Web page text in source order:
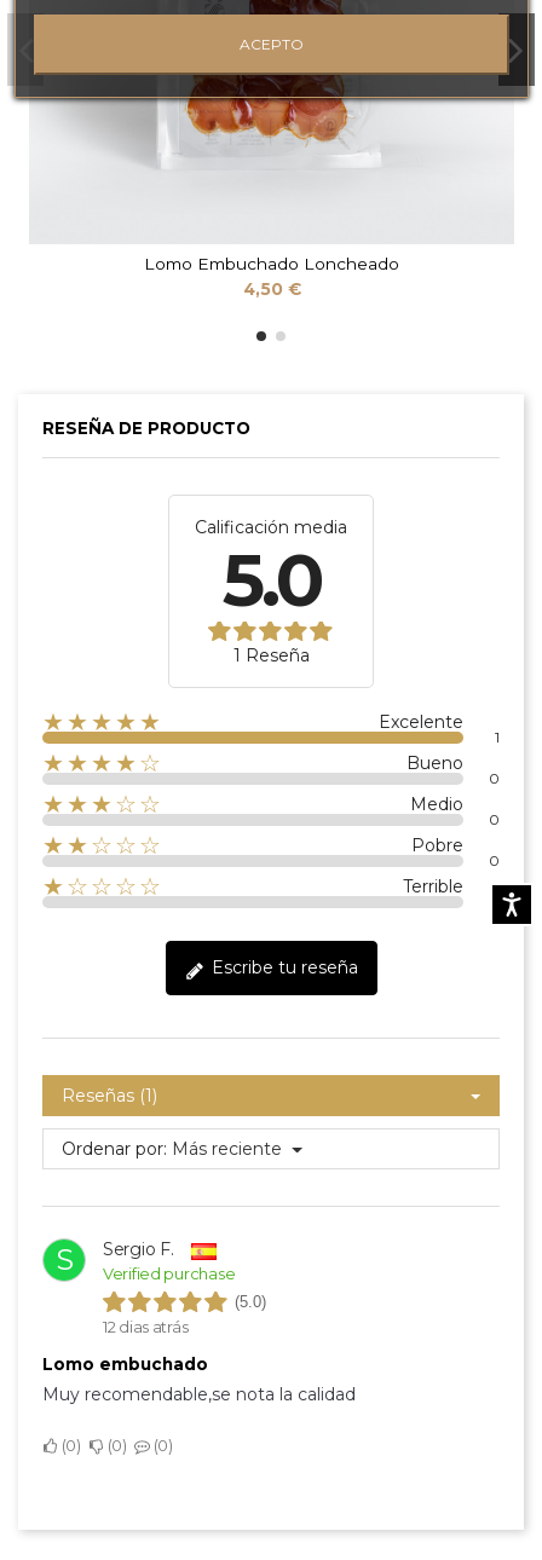
Lomo Embuchado Loncheado
4,50 €
RESEÑA DE PRODUCTO
Calificación media
5.0
1 Reseña
★★★★★ Excelente
1
★★★★☆ Bueno
0
★★★☆☆ Medio
0
★★☆☆☆ Pobre
0
★☆☆☆☆ Terrible
Escribe tu reseña
Reseñas (1)
Ordenar por: Más reciente
S Sergio F.
Verified purchase
(5.0)
12 dias atrás
Lomo embuchado
Muy recomendable,se nota la calidad
0 0 0
ACEPTO